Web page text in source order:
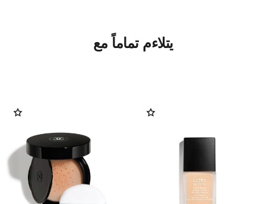
يتلاءم تماماً مع